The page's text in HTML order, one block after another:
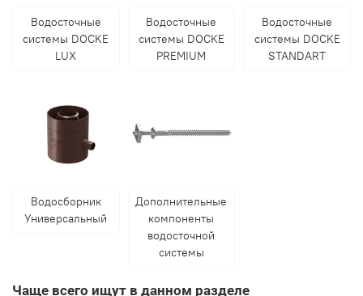
Водосточные
системы DOCKE
LUX
Водосточные
системы DOCKE
PREMIUM
Водосточные
системы DOCKE
STANDART
Водосборник
Универсальный
Дополнительные
компоненты
водосточной
системы
Чаще всего ищут в данном разделе